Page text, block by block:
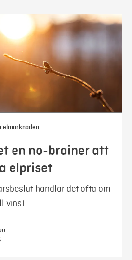
elmarknaden
en no-brainer att
elpriset
handlar det ofta om
vinst …